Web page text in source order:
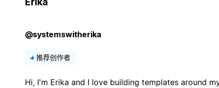
@systemswitherika
推荐创作者
Hi, I'm Erika and I love building templates around